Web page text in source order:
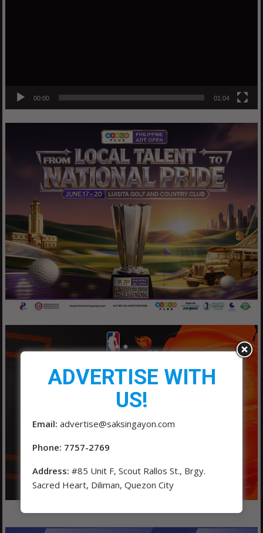
00:00 01:04
ADVERTISE WITH
US!
Email: advertise@saksingayon.com
Phone: 7757-2769
Address: #85 Unit F, Scout Rallos St., Brgy.
Sacred Heart, Diliman, Quezon City